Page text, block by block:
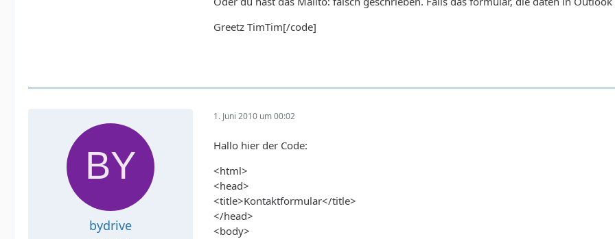
Greetz TimTim[/code]
bydrive
1. Juni 2010 um 00:02
Hallo hier der Code:
<html>
<head>
<title>Kontaktformular</title>
</head>
<body>